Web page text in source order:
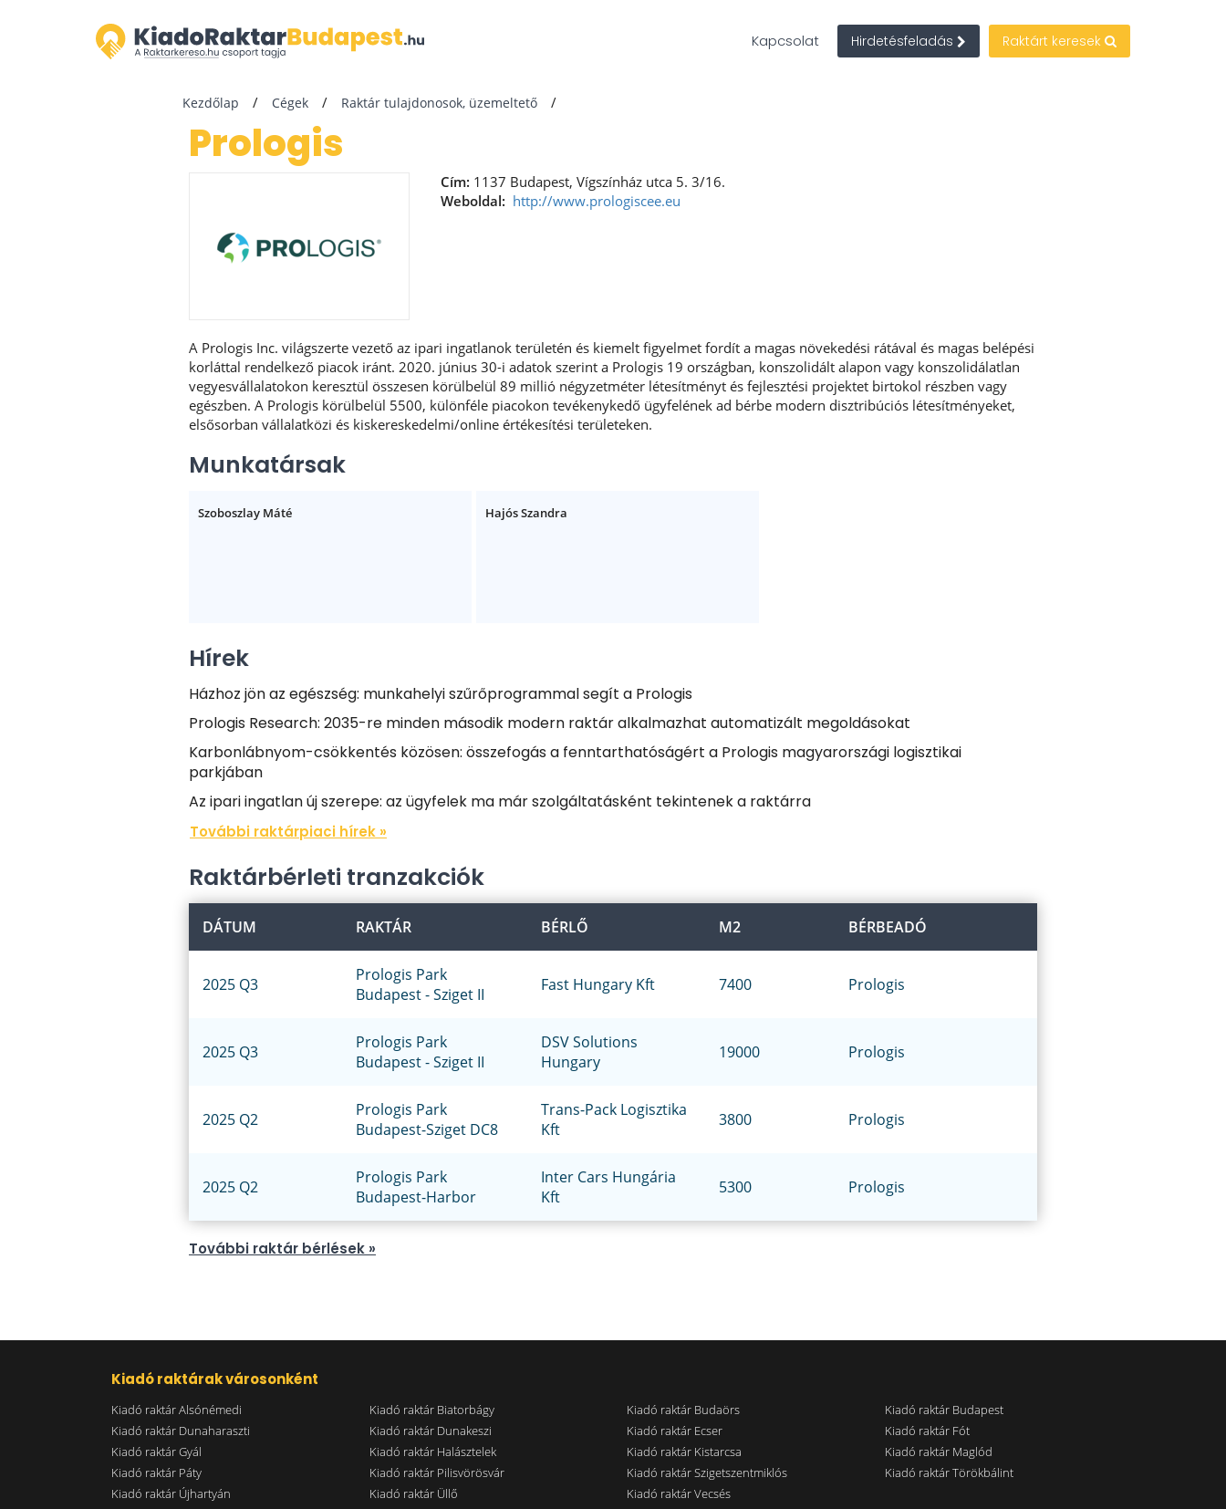
Kapcsolat Hirdetésfeladás Raktárt keresek
Kezdőlap Cégek Raktár tulajdonosok, üzemeltető
Prologis
Cím: 1137 Budapest, Vígszínház utca 5. 3/16.
Weboldal: http://www.prologiscee.eu
A Prologis Inc. világszerte vezető az ipari ingatlanok területén és kiemelt figyelmet fordít a magas növekedési rátával és magas belépési
korláttal rendelkező piacok iránt. 2020. június 30-i adatok szerint a Prologis 19 országban, konszolidált alapon vagy konszolidálatlan
vegyesvállalatokon keresztül összesen körülbelül 89 millió négyzetméter létesítményt és fejlesztési projektet birtokol részben vagy
egészben. A Prologis körülbelül 5500, különféle piacokon tevékenykedő ügyfelének ad bérbe modern disztribúciós létesítményeket,
elsősorban vállalatközi és kiskereskedelmi/online értékesítési területeken.
Munkatársak
Szoboszlay Máté Hajós Szandra
Hírek
Házhoz jön az egészség: munkahelyi szűrőprogrammal segít a Prologis
Prologis Research: 2035-re minden második modern raktár alkalmazhat automatizált megoldásokat
Karbonlábnyom-csökkentés közösen: összefogás a fenntarthatóságért a Prologis magyarországi logisztikai
parkjában
Az ipari ingatlan új szerepe: az ügyfelek ma már szolgáltatásként tekintenek a raktárra
További raktárpiaci hírek »
Raktárbérleti tranzakciók
DÁTUM RAKTÁR BÉRLŐ M2 BÉRBEADÓ
2025 Q3
Prologis Park
Budapest - Sziget II
Fast Hungary Kft 7400 Prologis
2025 Q3
Prologis Park
Budapest - Sziget II
DSV Solutions
Hungary
19000 Prologis
2025 Q2
Prologis Park
Budapest-Sziget DC8
Trans-Pack Logisztika
Kft
3800 Prologis
2025 Q2
Prologis Park
Budapest-Harbor
Inter Cars Hungária
Kft
5300 Prologis
További raktár bérlések »
Kiadó raktárak városonként
Kiadó raktár Alsónémedi Kiadó raktár Biatorbágy Kiadó raktár Budaörs
Kiadó raktár Budapest
Kiadó raktár Dunaharaszti
Kiadó raktár Dunakeszi Kiadó raktár Ecser
Kiadó raktár Fót
Kiadó raktár Gyál
Kiadó raktár Halásztelek Kiadó raktár Kistarcsa
Kiadó raktár Maglód
Kiadó raktár Páty
Kiadó raktár Pilisvörösvár Kiadó raktár Szigetszentmiklós
Kiadó raktár Törökbálint
Kiadó raktár Újhartyán
Kiadó raktár Üllő Kiadó raktár Vecsés